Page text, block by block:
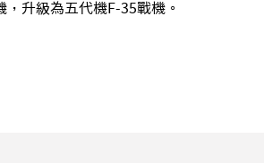
，升級為五代機F-35戰機。